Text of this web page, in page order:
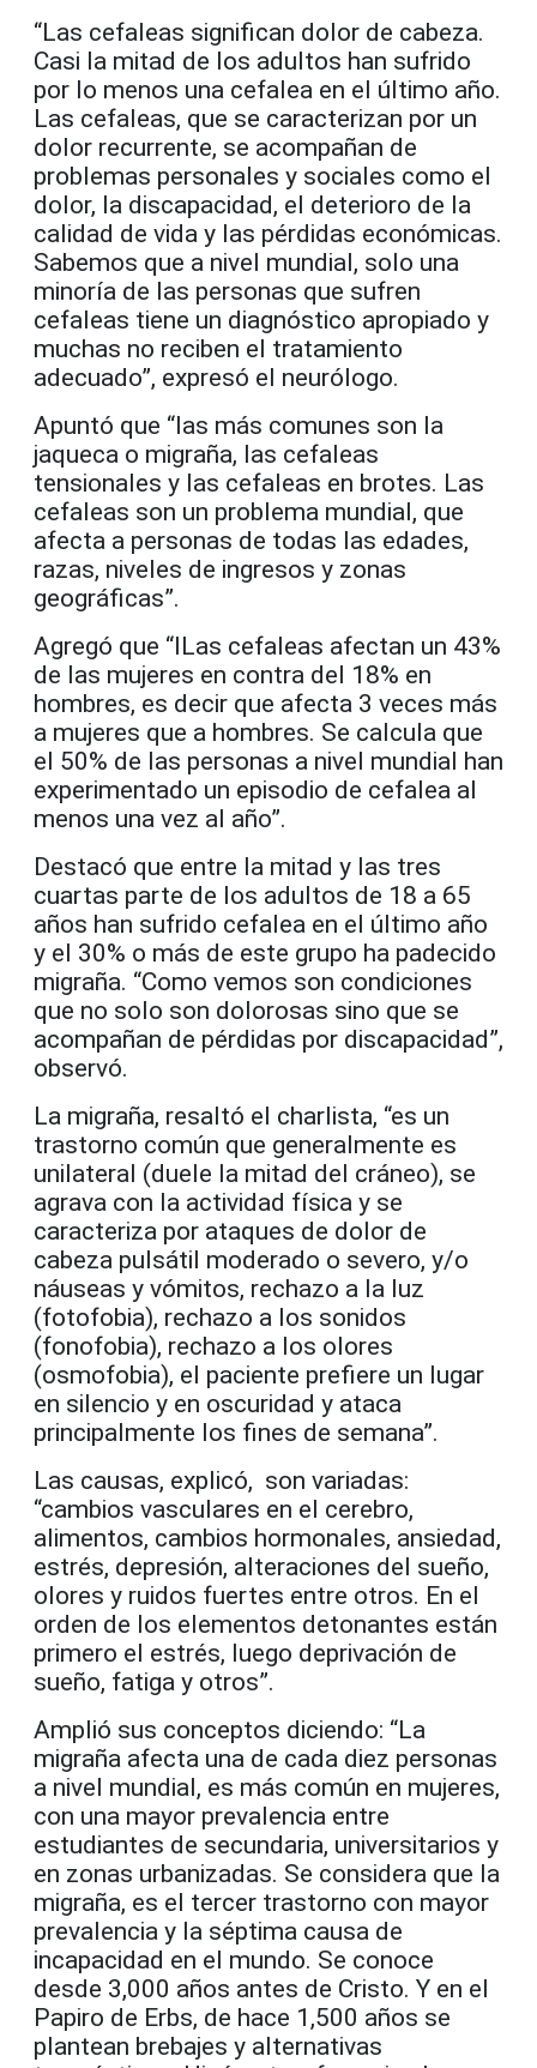
“Las cefaleas significan dolor de cabeza.
Casi la mitad de los adultos han sufrido
por lo menos una cefalea en el último año.
Las cefaleas, que se caracterizan por un
dolor recurrente, se acompañan de
problemas personales y sociales como el
dolor, la discapacidad, el deterioro de la
calidad de vida y las pérdidas económicas.
Sabemos que a nivel mundial, solo una
minoría de las personas que sufren
cefaleas tiene un diagnóstico apropiado y
muchas no reciben el tratamiento
adecuado”, expresó el neurólogo.
Apuntó que “las más comunes son la
jaqueca o migraña, las cefaleas
tensionales y las cefaleas en brotes. Las
cefaleas son un problema mundial, que
afecta a personas de todas las edades,
razas, niveles de ingresos y zonas
geográficas”.
Agregó que “lLas cefaleas afectan un 43%
de las mujeres en contra del 18% en
hombres, es decir que afecta 3 veces más
a mujeres que a hombres. Se calcula que
el 50% de las personas a nivel mundial han
experimentado un episodio de cefalea al
menos una vez al año”.
Destacó que entre la mitad y las tres
cuartas parte de los adultos de 18 a 65
años han sufrido cefalea en el último año
y el 30% o más de este grupo ha padecido
migraña. “Como vemos son condiciones
que no solo son dolorosas sino que se
acompañan de pérdidas por discapacidad”,
observó.
La migraña, resaltó el charlista, “es un
trastorno común que generalmente es
unilateral (duele la mitad del cráneo), se
agrava con la actividad física y se
caracteriza por ataques de dolor de
cabeza pulsátil moderado o severo, y/o
náuseas y vómitos, rechazo a la luz
(fotofobia), rechazo a los sonidos
(fonofobia), rechazo a los olores
(osmofobia), el paciente prefiere un lugar
en silencio y en oscuridad y ataca
principalmente los fines de semana”.
Las causas, explicó, son variadas:
“cambios vasculares en el cerebro,
alimentos, cambios hormonales, ansiedad,
estrés, depresión, alteraciones del sueño,
olores y ruidos fuertes entre otros. En el
orden de los elementos detonantes están
primero el estrés, luego deprivación de
sueño, fatiga y otros”.
Amplió sus conceptos diciendo: “La
migraña afecta una de cada diez personas
a nivel mundial, es más común en mujeres,
con una mayor prevalencia entre
estudiantes de secundaria, universitarios y
en zonas urbanizadas. Se considera que la
migraña, es el tercer trastorno con mayor
prevalencia y la séptima causa de
incapacidad en el mundo. Se conoce
desde 3,000 años antes de Cristo. Y en el
Papiro de Erbs, de hace 1,500 años se
plantean brebajes y alternativas